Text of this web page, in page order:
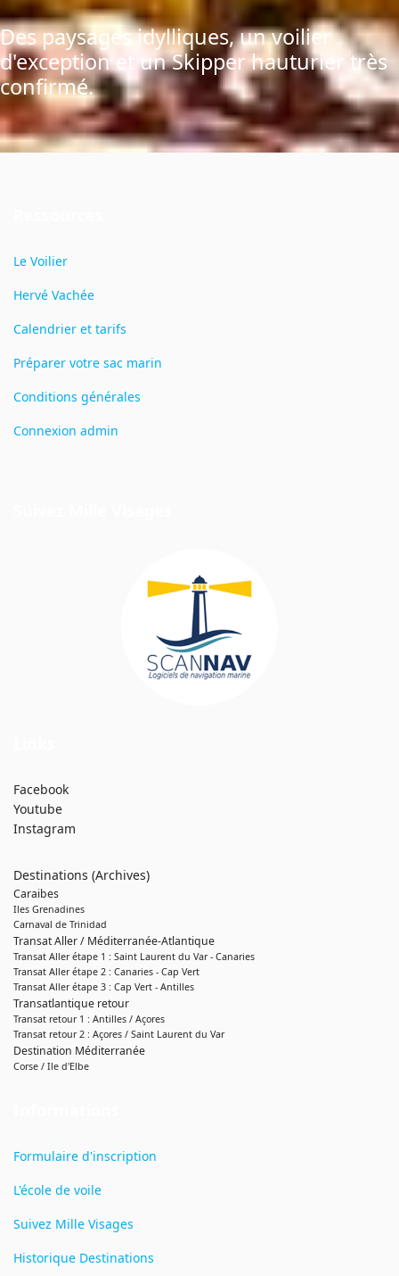
Des paysages idylliques, un voilier
d'exception et un Skipper hauturier très
confirmé.
Le Voilier
Hervé Vachée
Calendrier et tarifs
Préparer votre sac marin
Conditions générales
Connexion admin
Facebook
Youtube
Instagram
Destinations (Archives)
Caraibes
Iles Grenadines
Carnaval de Trinidad
Transat Aller / Méditerranée-Atlantique
Transat Aller étape 1 : Saint Laurent du Var - Canaries
Transat Aller étape 2 : Canaries - Cap Vert
Transat Aller étape 3 : Cap Vert - Antilles
Transatlantique retour
Transat retour 1 : Antilles / Açores
Transat retour 2 : Açores / Saint Laurent du Var
Destination Méditerranée
Corse / Ile d'Elbe
Formulaire d'inscription
L'école de voile
Suivez Mille Visages
Historique Destinations